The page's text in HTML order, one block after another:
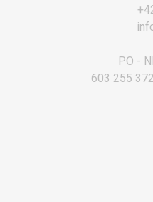
PO -
603 255